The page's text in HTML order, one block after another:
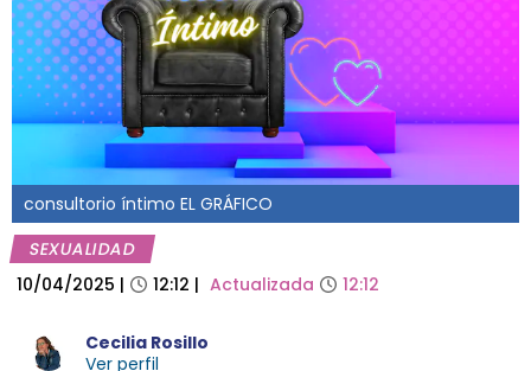
consultorio íntimo EL GRÁFICO
SEXUALIDAD
10/04/2025 | 12:12 | Actualizada 12:12
Cecilia Rosillo
Ver perfil